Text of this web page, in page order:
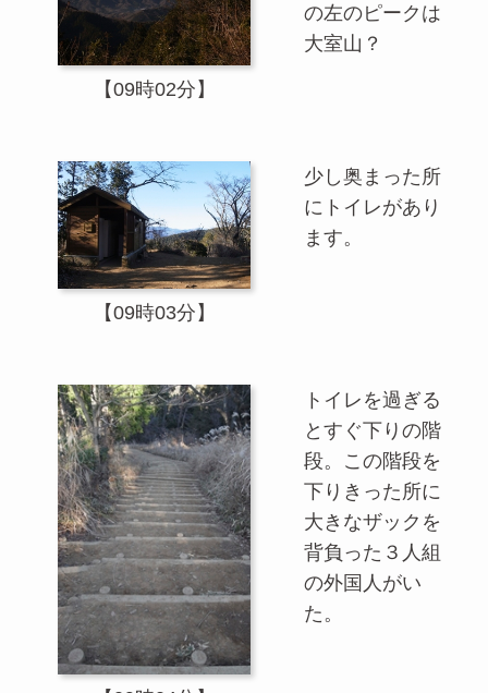
【09時02分】
の左のピークは
大室山？
【09時03分】
少し奥まった所
にトイレがあり
ます。
トイレを過ぎる
とすぐ下りの階
段。この階段を
下りきった所に
大きなザックを
背負った３人組
の外国人がい
た。